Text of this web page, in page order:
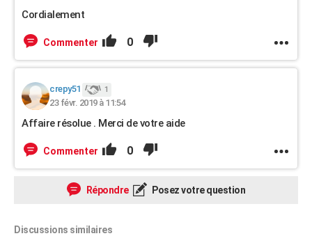
Cordialement
Commenter 0
crepy51 1
23 févr. 2019 à 11:54
Affaire résolue . Merci de votre aide
Commenter 0
Répondre Posez votre question
Discussions similaires